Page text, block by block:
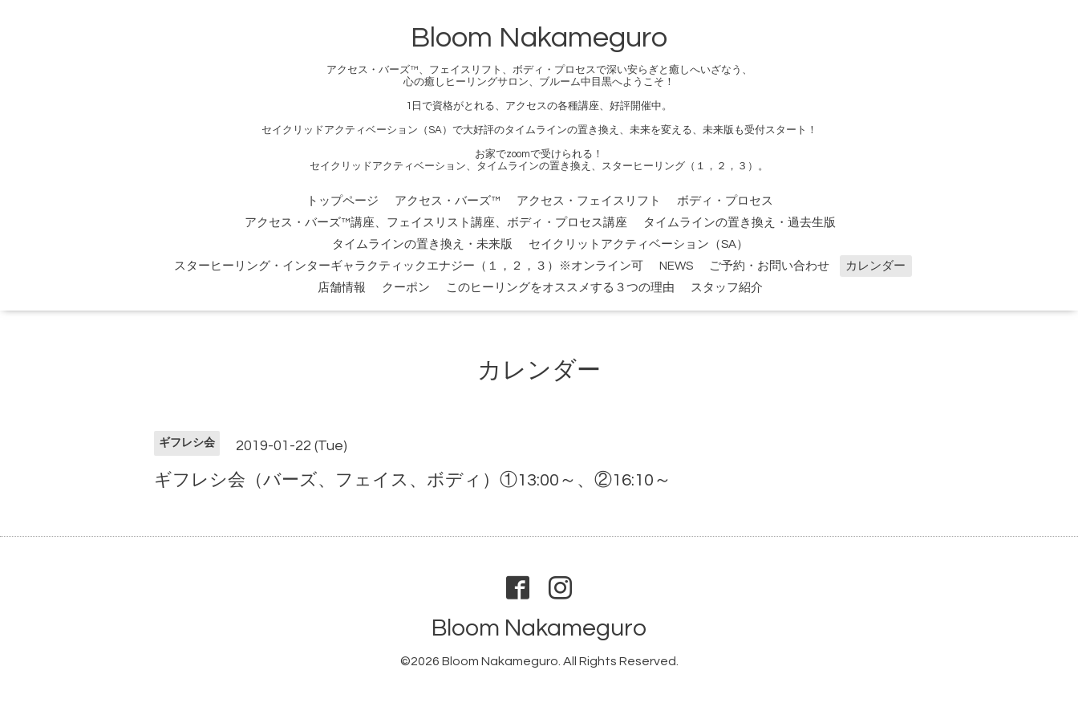
Bloom Nakameguro
アクセス・バーズ™、フェイスリフト、ボディ・プロセスで深い安らぎと癒しへいざなう、
心の癒しヒーリングサロン、ブルーム中目黒へようこそ！
1日で資格がとれる、アクセスの各種講座、好評開催中。
セイクリッドアクティベーション（SA）で大好評のタイムラインの置き換え、未来を変える、未来版も受付スタート！
お家でzoomで受けられる！
セイクリッドアクティベーション、タイムラインの置き換え、スターヒーリング（１，２，３）。
トップページ アクセス・バーズ™ アクセス・フェイスリフト
ボディ・プロセス
アクセス・バーズ™講座、フェイスリスト講座、ボディ・プロセス講座
タイムラインの置き換え・過去生版
タイムラインの置き換え・未来版
セイクリットアクティベーション（SA）
スターヒーリング・インターギャラクティックエナジー（１，２，３）※オンライン可
NEWS ご予約・お問い合わせ
カレンダー
店舗情報
クーポン このヒーリングをオススメする３つの理由 スタッフ紹介
カレンダー
ギフレシ会 2019-01-22 (Tue)
ギフレシ会（バーズ、フェイス、ボディ）①13:00～、②16:10～
Bloom Nakameguro
©2026 Bloom Nakameguro . All Rights Reserved.